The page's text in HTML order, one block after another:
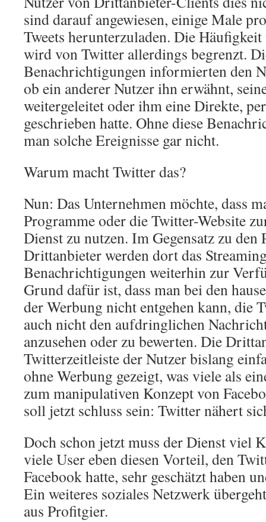
sind darauf angewiesen, einige Male
Tweets herunterzuladen. Die
wird von Twitter allerdings begrenzt.
Benachrichtigungen informierten den
ob ein anderer Nutzer ihn erwähnt,
weitergeleitet oder ihm eine Direkte,
geschrieben hatte. Ohne diese
man solche Ereignisse gar nicht.
Warum macht Twitter das?
Nun: Das Unternehmen möchte, dass
Programme oder die Twitter-Website
Dienst zu nutzen. Im Gegensatz zu den
Drittanbieter werden dort das
Benachrichtigungen weiterhin zur
Grund dafür ist, dass man bei den
der Werbung nicht entgehen kann, die
auch nicht den aufdringlichen
anzusehen oder zu bewerten. Die
Twitterzeitleiste der Nutzer bislang
ohne Werbung gezeigt, was viele als
zum manipulativen Konzept von
soll jetzt schluss sein: Twitter nähert
Doch schon jetzt muss der Dienst viel
viele User eben diesen Vorteil, den
Facebook hatte, sehr geschätzt haben
Ein weiteres soziales Netzwerk
aus Profitgier.